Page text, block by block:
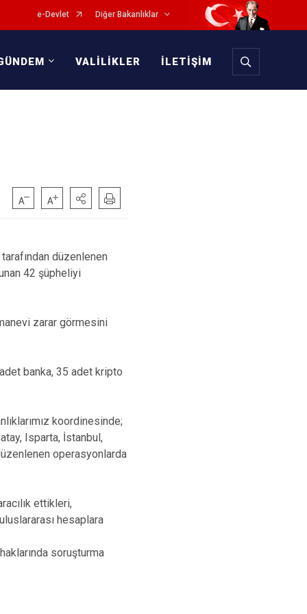
e-Devlet Diğer Bakanlıklar
VALİLİKLER İLETİŞİM
düzenlenen
42 şüpheliyi
zarar görmesini
banka, 35 adet kripto
koordinesinde;
Isparta, İstanbul,
operasyonlarda
ettikleri,
hesaplara
soruşturma